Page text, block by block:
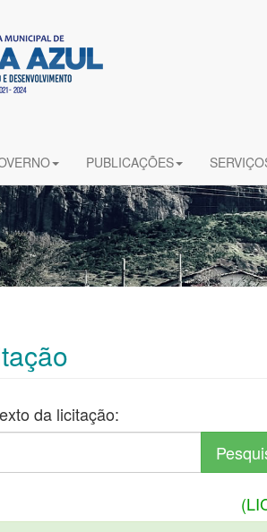
PUBLICAÇÕES
da licitação: